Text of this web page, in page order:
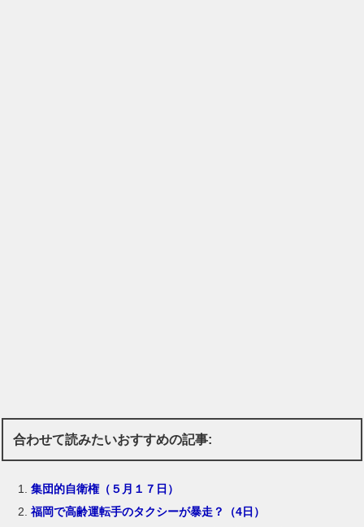
合わせて読みたいおすすめの記事:
集団的自衛権（５月１７日）
福岡で高齢運転手のタクシーが暴走？（4日）